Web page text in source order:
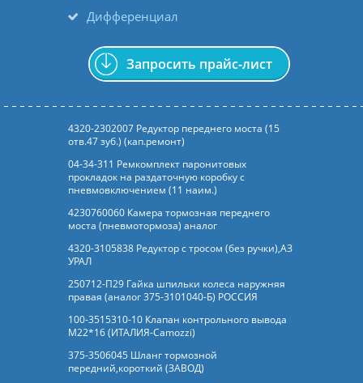
Дифференциал
Запросить прайс-лист
4320-2302007 Редуктор переднего моста (15
отв.47 зуб.) (кап.ремонт)
04-34-311 Ремкомплект паронитовых
прокладок на раздаточную коробку с
пневмовключением (11 наим.)
4230760060 Камера тормозная переднего
моста (пневмотормоза) аналог
4320-3105838 Редуктор с тросом (без ручки),АЗ
УРАЛ
250712-П29 Гайка шпильки колеса наружняя
правая (аналог 375-3101040-Б) РОССИЯ
100-3515310-10 Клапан контрольного вывода
М22*16 (ИТАЛИЯ-Camozzi)
375-3506045 Шланг тормозной
передний,короткий (ЗАВОД)